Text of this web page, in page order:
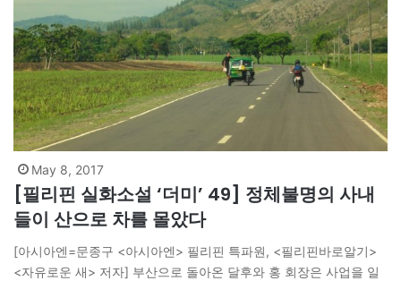
May 8, 2017
[필리핀 실화소설 ‘더미’ 49] 정체불명의 사내
들이 산으로 차를 몰았다
[아시아엔=문종구 <아시아엔> 필리핀 특파원, <필리핀바로알기>
<자유로운 새> 저자] 부산으로 돌아온 달후와 홍 회장은 사업을 일